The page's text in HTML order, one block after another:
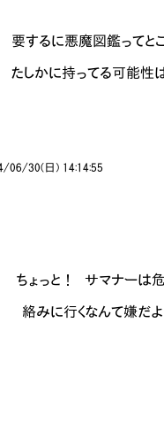
悪魔図鑑ってと
る可能性はあ
06/30(日) 14:14:55
マナーは危ないっ
んて嫌だよ